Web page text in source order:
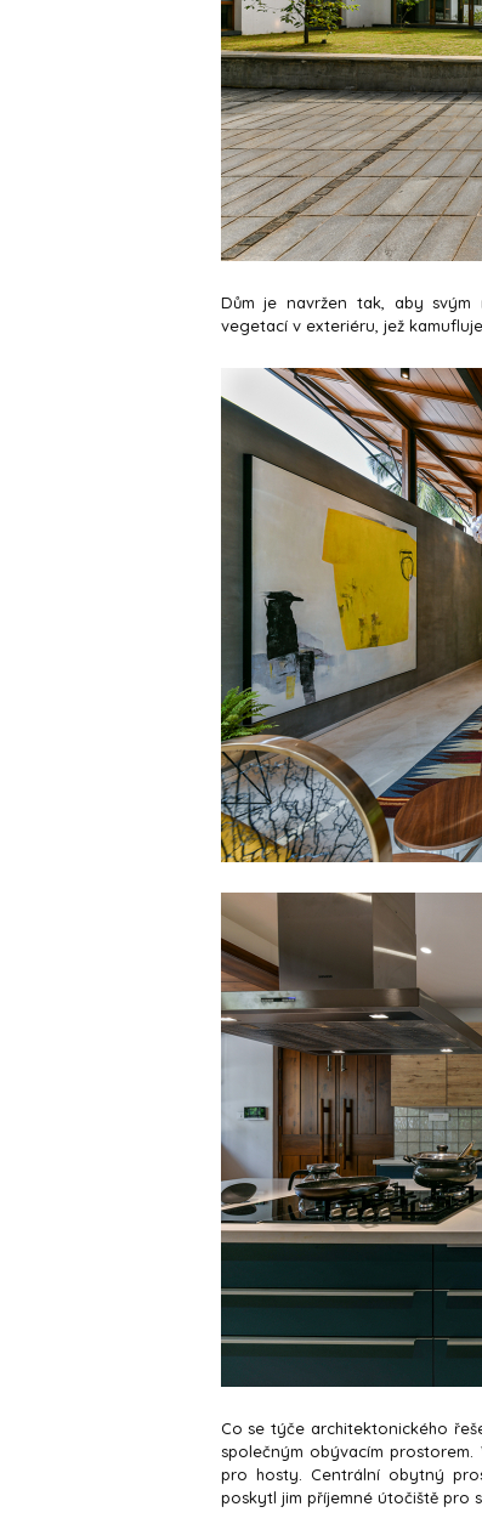
Dům je navržen tak, aby svým
vegetací v exteriéru, jež
Co se týče architektonického
společným obývacím
pro hosty. Centrální obytný
poskytl jim příjemné útočiště pro